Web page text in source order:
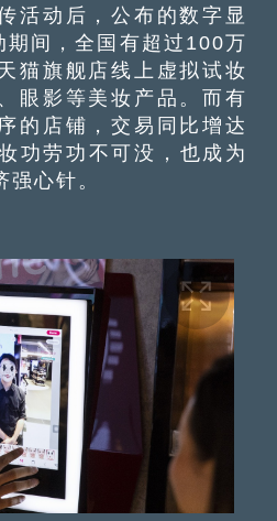
活动后，公布的数字显
间，全国有超过100万
猫旗舰店线上虚拟试妆
眼影等美妆产品。而有
的店铺，交易同比增达
功劳功不可没，也成为
心针。